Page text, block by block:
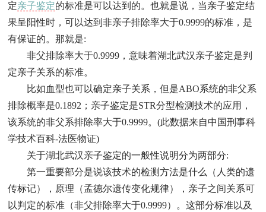
定亲子鉴定的标准是可以达到的。也就是说，当亲子鉴定结
果呈阳性时，可以达到非亲子排除率大于0.9999的标准，是
有保证的。那就是:
非父排除率大于0.9999 ，意味着湖北武汉亲子鉴定是判
定亲子关系的标准。
比如血型也可以确定亲子关系，但是ABO系统的非父系
排除概率是0.1892 ；亲子鉴定是STR分型检测技术的应用，
该系统的非父系排除率大于0.9999。 (此数据来自中国刑事科
学技术百科-法医物证)
关于湖北武汉亲子鉴定的一般性说明分为两部分:
第一重要部分是说该技术的检测方法是什么（人类的遗
传标记），原理（孟德尔遗传变化规律），亲子之间关系可
以判定的标准（非父排除率大于0.9999）。这部分标准以及